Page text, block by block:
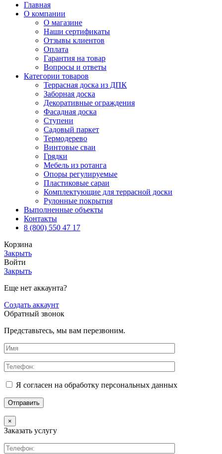
Главная
О компании
О магазине
Наши сертификаты
Отзывы клиентов
Оплата
Гарантия на товар
Вопросы и ответы
Категории товаров
Террасная доска из ДПК
Заборная доска
Декоративные ограждения
Фасадная доска
Ступени
Садовый паркет
Термодерево
Винтовые сваи
Грядки
Мебель из ротанга
Опоры регулируемые
Пластиковые сараи
Комплектующие для террасной доски
Рулонные покрытия
Выполненные объекты
Контакты
8 (800) 550 47 17
Корзина
Закрыть
Войти
Закрыть
Еще нет аккаунта?
Создать аккаунт
Обратный звонок
Представьтесь, мы вам перезвоним.
Я согласен на обработку персональных данных
×
Заказать услугу